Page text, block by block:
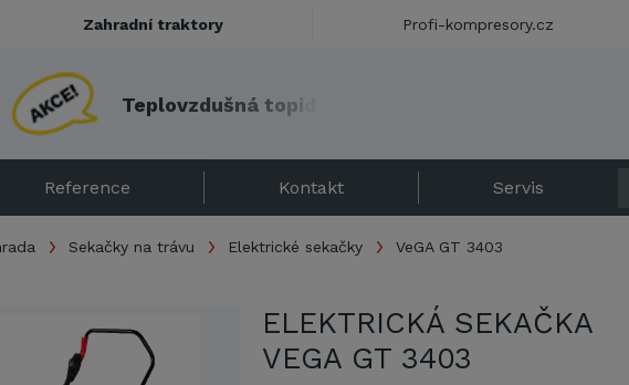
Teplovzdušná top
Reference Kontakt Servis
Sekačky na trávu Elektrické sekačky VeGA GT 3403
ELEKTRICKÁ SEKAČKA
VEGA GT 3403
Zahradní traktory Profi-kompresory.cz